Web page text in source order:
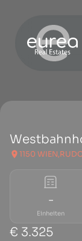
1150
–
Einheiten
€ 3.325